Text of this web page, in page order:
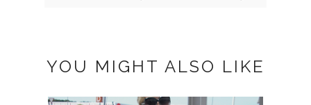
YOU MIGHT ALSO LIKE